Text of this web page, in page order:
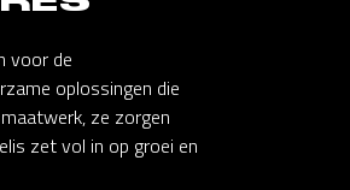
voor de
oplossingen die
ze zorgen
zet vol in op groei en